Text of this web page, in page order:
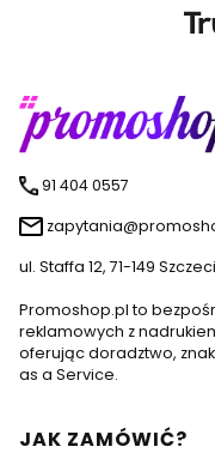
91 404 0557
ul. Staffa 12, 71-149
Promoshop.pl to
reklamowych z
oferując doradztwo,
as a Service.
Linki w stopce
JAK ZAMÓWIĆ?